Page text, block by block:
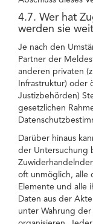
4.7. Wer hat
werden sie
Je nach den
Partner der
anderen privaten
Infrastruktur) oder
Justizbehörden)
gesetzlichen
Darüber hinaus
der Untersuchung
oft unmöglich, alle
Elemente und alle
Daten aus der
unter Wahrung